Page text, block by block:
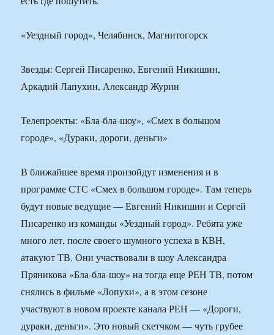
«Уездный город», Челябинск, Магнитогорск
Звезды: Сергей Писаренко, Евгений Никишин,
Аркадий Лапухин, Александр Журин
Телепроекты: «Бла-бла-шоу», «Смех в большом
городе», «Дураки, дороги, деньги»
В ближайшее время произойдут изменения и в
программе СТС «Смех в большом городе». Там теперь
будут новые ведущие — Евгений Никишин и Сергей
Писаренко из команды «Уездный город». Ребята уже
много лет, после своего шумного успеха в КВН,
атакуют ТВ. Они участвовали в шоу Александра
Пряникова «Бла-бла-шоу» на тогда еще РЕН ТВ, потом
снялись в фильме «Лопухи», а в этом сезоне
участвуют в новом проекте канала РЕН — «Дороги,
дураки, деньги». Это новый скетчком — чуть грубее